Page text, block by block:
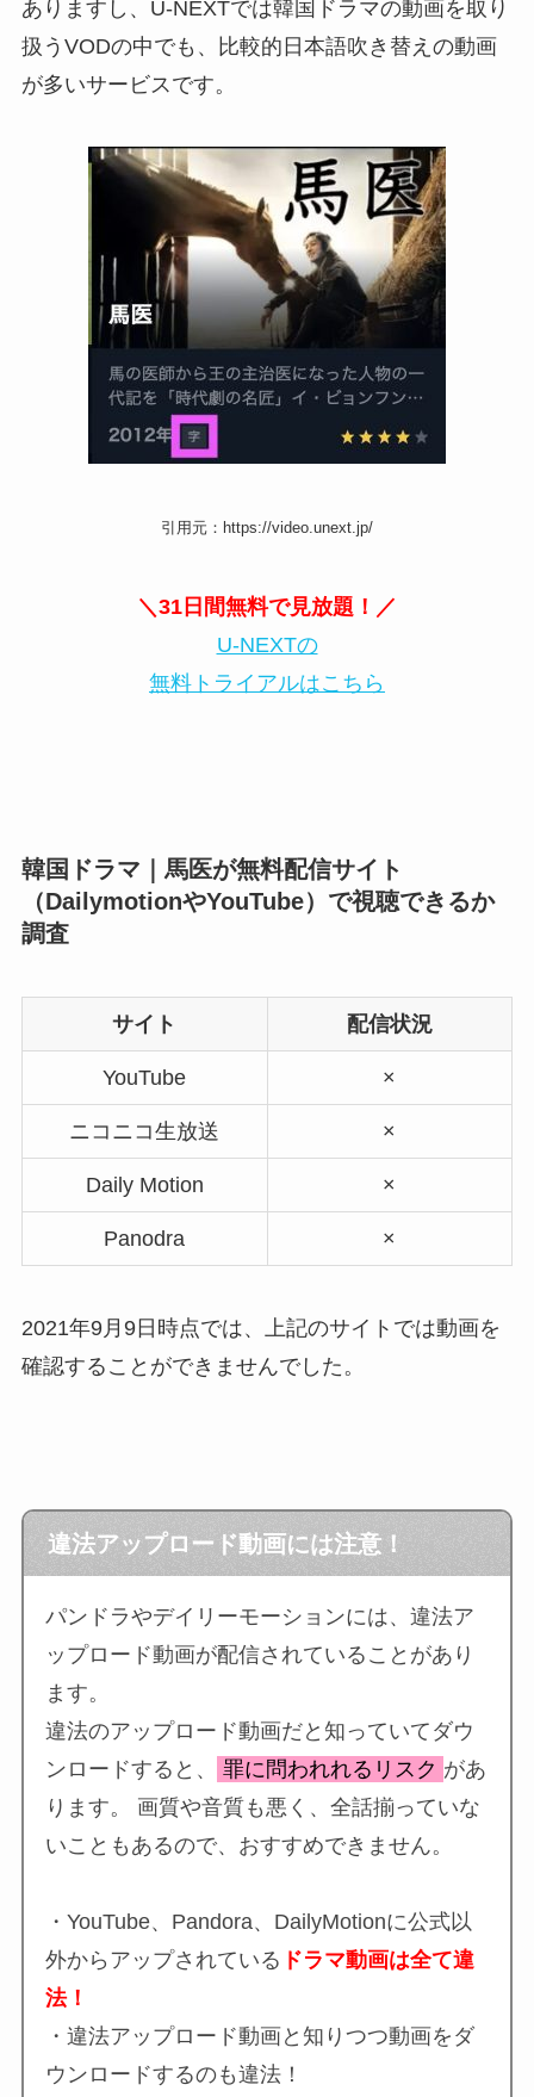
ありますし、U-NEXTでは韓国ドラマの動画を取り
扱うVODの中でも、比較的日本語吹き替えの動画
が多いサービスです。
引用元：https://video.unext.jp/
＼31日間無料で見放題！／
U-NEXTの
無料トライアルはこちら
韓国ドラマ｜馬医が無料配信サイト
（DailymotionやYouTube）で視聴できるか
調査
サイト 配信状況
YouTube ×
ニコニコ生放送 ×
Daily Motion ×
Panodra ×
2021年9月9日時点では、上記のサイトでは動画を
確認することができませんでした。
違法アップロード動画には注意！
パンドラやデイリーモーションには、違法ア
ップロード動画が配信されていることがあり
ます。
違法のアップロード動画だと知っていてダウ
ンロードすると、
罪に問われれるリスク があ
ります。 画質や音質も悪く、全話揃っていな
いこともあるので、おすすめできません。
・YouTube、Pandora、DailyMotionに公式以
外からアップされている ドラマ動画は全て違
法！
・違法アップロード動画と知りつつ動画をダ
ウンロードするのも違法！